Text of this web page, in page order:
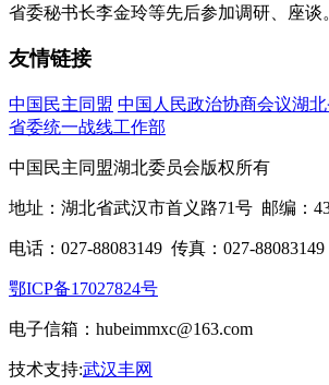
省委秘书长李金玲等先后参加调研、座谈
友情链接
中国民主同盟 中国人民政治协商会议湖
省委统一战线工作部
中国民主同盟湖北委员会版权所有
地址：湖北省武汉市首义路71号 邮编：
电话：027-88083149 传真：027-88083149
鄂ICP备17027824号
电子信箱：hubeimmxc@163.com
技术支持:武汉丰网